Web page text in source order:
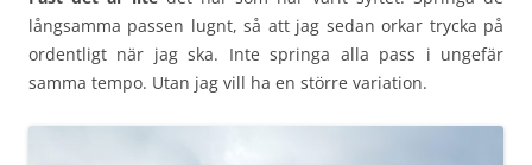
långsamma passen lugnt, så att jag sedan orkar trycka på
ordentligt när jag ska. Inte springa alla pass i ungefär
samma tempo. Utan jag vill ha en större variation.